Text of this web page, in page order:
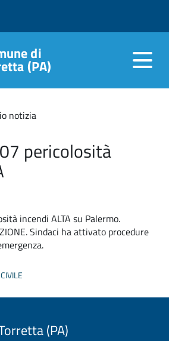
di
(PA)
notizia
pericolosità
incendi ALTA su Palermo.
Sindaci ha attivato procedure
(PA)